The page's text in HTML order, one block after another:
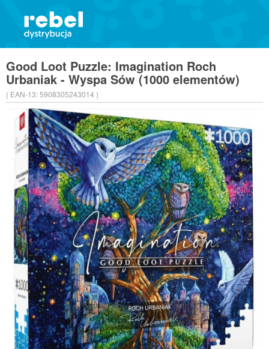
Good Loot Puzzle: Imagination Roch
Urbaniak - Wyspa Sów (1000 elementów)
( EAN-13:5908305243014 )